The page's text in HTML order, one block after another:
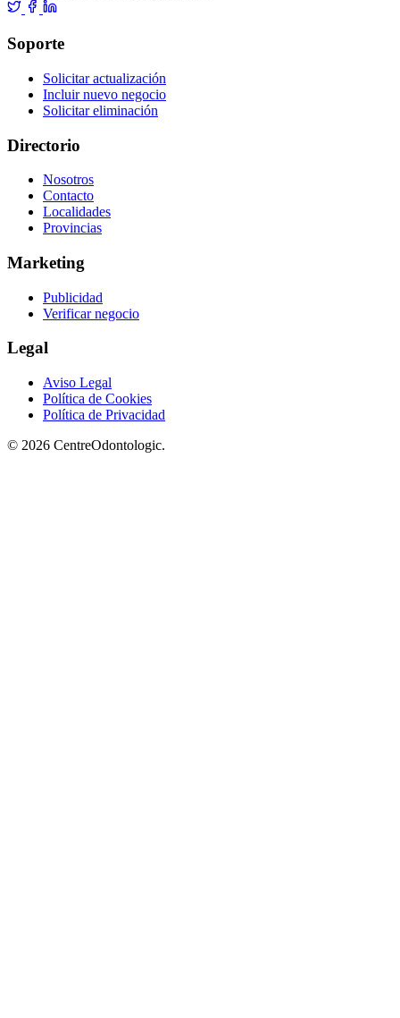
Soporte
Solicitar actualización
Incluir nuevo negocio
Solicitar eliminación
Directorio
Nosotros
Contacto
Localidades
Provincias
Marketing
Publicidad
Verificar negocio
Legal
Aviso Legal
Política de Cookies
Política de Privacidad
© 2026 CentreOdontologic.